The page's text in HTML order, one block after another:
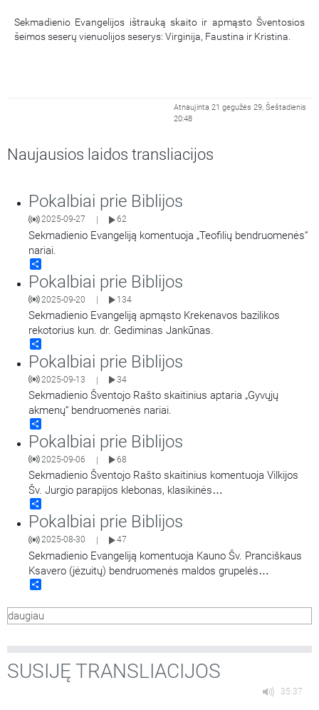
Sekmadienio Evangelijos ištrauką skaito ir apmąsto Šventosios
šeimos seserų vienuolijos seserys: Virginija, Faustina ir Kristina.
Atnaujinta 21 gegužės 29, Šeštadienis
20:48
Naujausios laidos transliacijos
Pokalbiai prie Biblijos
2025-09-27 62
Sekmadienio Evangeliją komentuoja „Teofilių bendruomenės“
nariai.
Pokalbiai prie Biblijos
2025-09-20 134
Sekmadienio Evangeliją apmąsto Krekenavos bazilikos
rekotorius kun. dr. Gediminas Jankūnas.
Pokalbiai prie Biblijos
2025-09-13 | 34
Sekmadienio Šventojo Rašto skaitinius aptaria „Gyvųjų
akmenų“ bendruomenės nariai.
Pokalbiai prie Biblijos
2025-09-06 | 68
Sekmadienio Šventojo Rašto skaitinius komentuoja Vilkijos
Šv. Jurgio parapijos klebonas, klasikinės
filologijos magistras Šventojo Rašto lic. kun.
Linas Šipavičius. Kalbina Mantvydas Prekevičius.
Pokalbiai prie Biblijos
2025-08-30 47
Sekmadienio Evangeliją komentuoja Kauno Šv. Pranciškaus
Ksavero (jėzuitų) bendruomenės maldos grupelės
„Vynmedžio šakelė“ nariai.
daugiau
SUSIJĘ TRANSLIACIJOS
35:37